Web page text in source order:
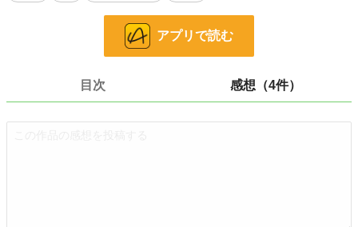
1,377 位 / 228,587 件アプリで読む
目次 感想（4件）